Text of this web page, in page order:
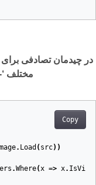
مختلف
Copy
. Load ( src))
.Where(x => x.